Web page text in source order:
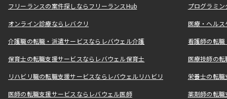
フリーランスの案件探しならフリーランスHub プログラミ
オンライン診療ならレバクリ 医療・ヘル
介護職の転職・派遣サービスならレバウェル介護 看護師の転
保育士の転職支援サービスならレバウェル保育士 医療技師の
リハビリ職の転職支援サービスならレバウェルリハビリ 栄養士の転
医師の転職支援サービスならレバウェル医師 薬剤師の転